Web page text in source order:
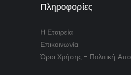
Πληροφορίες
Η Εταιρεία
Επικοινωνία
Όροι Χρήσης - Πολιτική